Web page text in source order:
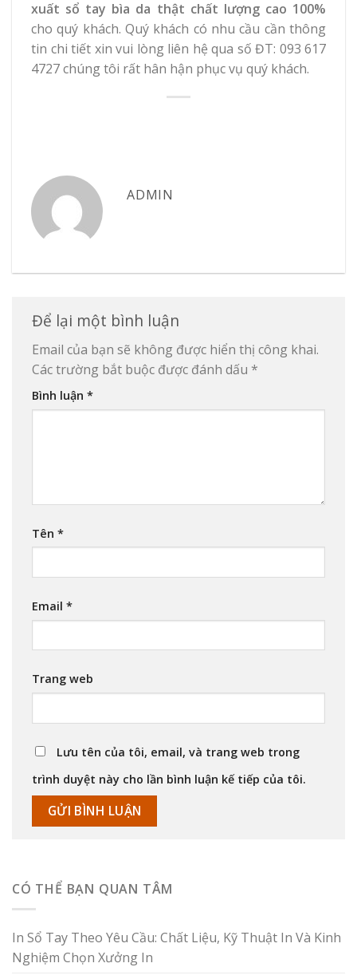
xuất sổ tay bìa da thật chất lượng cao 100%
cho quý khách. Quý khách có nhu cầu cần thông
tin chi tiết xin vui lòng liên hệ qua số ĐT: 093 617
4727 chúng tôi rất hân hận phục vụ quý khách.
ADMIN
Để lại một bình luận
Email của bạn sẽ không được hiển thị công khai.
Các trường bắt buộc được đánh dấu *
Bình luận *
Tên *
Email *
Trang web
Lưu tên của tôi, email, và trang web trong
trình duyệt này cho lần bình luận kế tiếp của tôi.
CÓ THỂ BẠN QUAN TÂM
In Sổ Tay Theo Yêu Cầu: Chất Liệu, Kỹ Thuật In Và Kinh
Nghiệm Chọn Xưởng In